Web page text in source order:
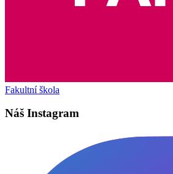
Fakultní škola
Náš Instagram